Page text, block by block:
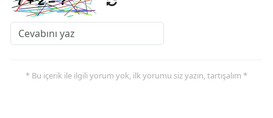
* Bu içerik ile ilgili yorum yok, ilk yorumu siz yazın, tartışalım *